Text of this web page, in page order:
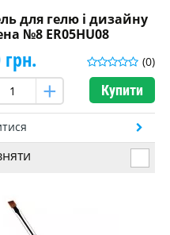
для гелю і дизайну
№8 ER05HU08
(0)
грн.
Купити